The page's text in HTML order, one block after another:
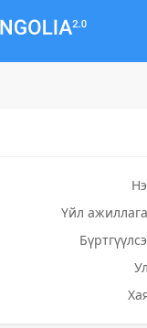
Үйл